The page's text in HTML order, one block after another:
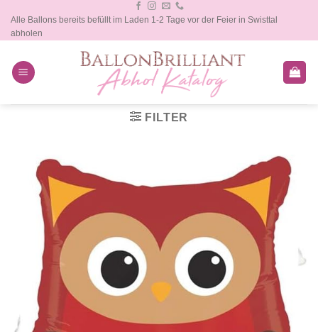
Inhalt
springen
Alle Ballons bereits befüllt im Laden 1-2 Tage vor der Feier in Swisttal
abholen
FILTER